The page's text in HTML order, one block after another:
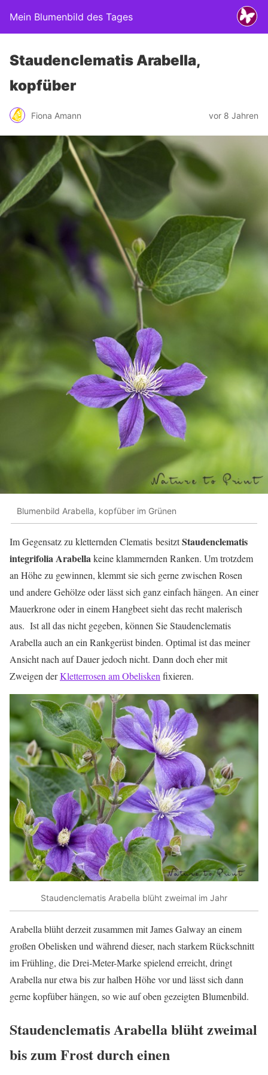
Mein Blumenbild des Tages
Staudenclematis Arabella,
kopfüber
Fiona Amann vor 8 Jahren
Blumenbild Arabella, kopfüber im Grünen
Im Gegensatz zu kletternden Clematis besitztStaudenclematis
integrifolia Arabellakeine klammernden Ranken. Um trotzdem
an Höhe zu gewinnen, klemmt sie sich gerne zwischen Rosen
und andere Gehölze oder lässt sich ganz einfach hängen. An einer
Mauerkrone oder in einem Hangbeet sieht das recht malerisch
aus. Ist all das nicht gegeben, können Sie Staudenclematis
Arabella auch an ein Rankgerüst binden. Optimal ist das meiner
Ansicht nach auf Dauer jedoch nicht. Dann doch eher mit
Zweigen derKletterrosen am Obelisken fixieren.
Staudenclematis Arabella blüht zweimal im Jahr
Arabella blüht derzeit zusammen mit James Galway an einem
großen Obelisken und während dieser, nach starkem Rückschnitt
im Frühling, die Drei-Meter-Marke spielend erreicht, dringt
Arabella nur etwa bis zur halben Höhe vor und lässt sich dann
gerne kopfüber hängen, so wie auf oben gezeigten Blumenbild.
Staudenclematis Arabella blüht zweimal
bis zum Frost durch einen